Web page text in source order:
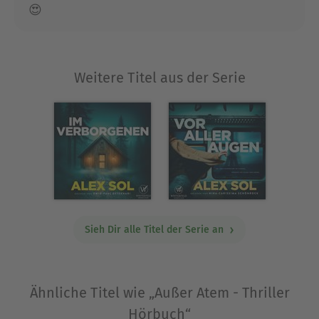
voneinander unabhängige Fälle beginnt, entpuppt
Ausblenden
😍
Weitere Titel aus der Serie
Sieh Dir alle Titel der Serie an
Ähnliche Titel wie „Außer Atem - Thriller
Hörbuch“